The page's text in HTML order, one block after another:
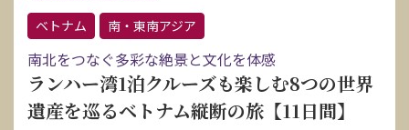
ベトナム
南・東南アジア
南北をつなぐ多彩な絶景と文化を体感
ランハー湾1泊クルーズも楽しむ8つの世界
遺産を巡るベトナム縦断の旅【11日間】